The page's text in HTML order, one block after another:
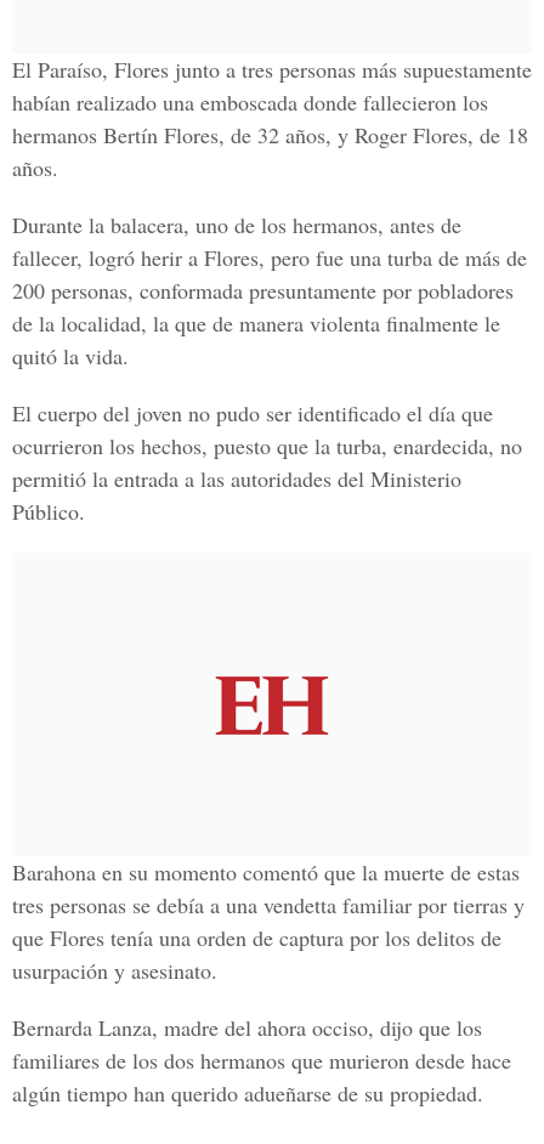
El Paraíso, Flores junto a tres personas más supuestamente
habían realizado una emboscada donde fallecieron los
hermanos Bertín Flores, de 32 años, y Roger Flores, de 18
años.
Durante la balacera, uno de los hermanos, antes de
fallecer, logró herir a Flores, pero fue una turba de más de
200 personas, conformada presuntamente por pobladores
de la localidad, la que de manera violenta finalmente le
quitó la vida.
El cuerpo del joven no pudo ser identificado el día que
ocurrieron los hechos, puesto que la turba, enardecida, no
permitió la entrada a las autoridades del Ministerio
Público.
Barahona en su momento comentó que la muerte de estas
tres personas se debía a una vendetta familiar por tierras y
que Flores tenía una orden de captura por los delitos de
usurpación y asesinato.
Bernarda Lanza, madre del ahora occiso, dijo que los
familiares de los dos hermanos que murieron desde hace
algún tiempo han querido adueñarse de su propiedad.